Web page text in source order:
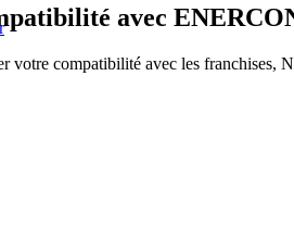
avec
compatibilité avec les franchises,